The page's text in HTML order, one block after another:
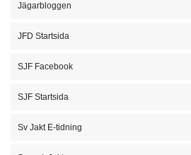
Jägarbloggen
JFD Startsida
SJF Facebook
SJF Startsida
Sv Jakt E-tidning